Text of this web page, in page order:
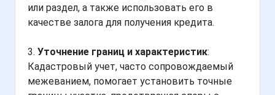
или раздел, а также использовать его в
качестве залога для получения кредита.
3. Уточнение границ и характеристик:
Кадастровый учет, часто сопровождаемый
межеванием, помогает установить точные